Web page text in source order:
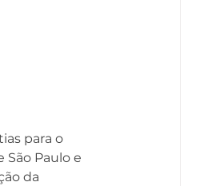
para o
São Paulo e
da